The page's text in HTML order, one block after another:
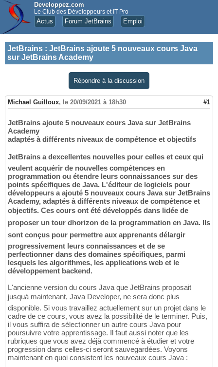
Developpez.com
Le Club des Développeurs et IT Pro
Actus Forum JetBrains Emploi
JetBrains : JetBrains ajoute 5 nouveaux cours Java
sur JetBrains Academy
Répondre à la discussion
Michael Guilloux, le 20/09/2021 à 18h30 #1
JetBrains ajoute 5 nouveaux cours Java sur JetBrains
Academy
adaptés à différents niveaux de compétence et objectifs
JetBrains a dexcellentes nouvelles pour celles et ceux qui
veulent acquérir de nouvelles compétences en
programmation ou étendre leurs connaissances sur des
points spécifiques de Java. L'éditeur de logiciels pour
développeurs a ajouté 5 nouveaux cours Java sur JetBrains
Academy, adaptés à différents niveaux de compétence et
objectifs. Ces cours ont été développés dans lidée de
proposer un tour dhorizon de la programmation en Java. Ils
sont conçus pour permettre aux apprenants délargir
progressivement leurs connaissances et de se
perfectionner dans des domaines spécifiques, parmi
lesquels les algorithmes, les applications web et le
développement backend.
L'ancienne version du cours Java que JetBrains proposait
jusquà maintenant, Java Developer, ne sera donc plus
disponible. Si vous travaillez actuellement sur un projet dans le
cadre de ce cours, vous avez la possibilité de le terminer. Puis,
il vous suffira de sélectionner un autre cours Java pour
poursuivre votre apprentissage. Il faut aussi noter que les
rubriques que vous avez déjà commencé à étudier et votre
progression dans celles-ci seront sauvegardées. Voyons
maintenant en quoi consistent les nouveaux cours Java :